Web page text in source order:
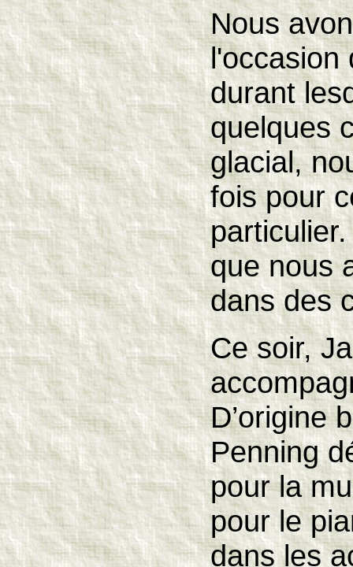
Nous
l'occasion
durant
quelques
glacial,
fois pour
que nous
dans des
Ce soir,
D’origine
Penning
pour la
pour le
dans les